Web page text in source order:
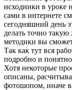
исходники в уроке
сами в интернете
сегодняшний день
делать точно
методики вы
Так как тут вся
подробно и
Хотя некоторые
описаны,
фотошопом, иначе